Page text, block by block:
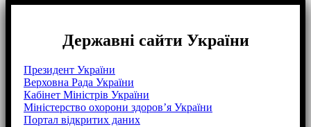
Державні сайти України
Президент України
Верховна Рада України
Кабінет Міністрів України
Міністерство охорони здоров’я України
Портал відкритих даних